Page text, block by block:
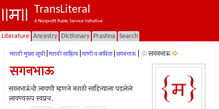
TransLiteral
A Nonprofit Public Service Initiative.
Literature Ancestry Dictionary Prashna Search
मराठी मुख्य सूची मराठी साहित्य गाणी व कविता सगनभाऊ सगनभाऊ
सगनभाऊ
सगनभाऊंची लावणी म्हणजे मराठी साहित्याला पडलेले
लावण्यरूप स्वप्नच.